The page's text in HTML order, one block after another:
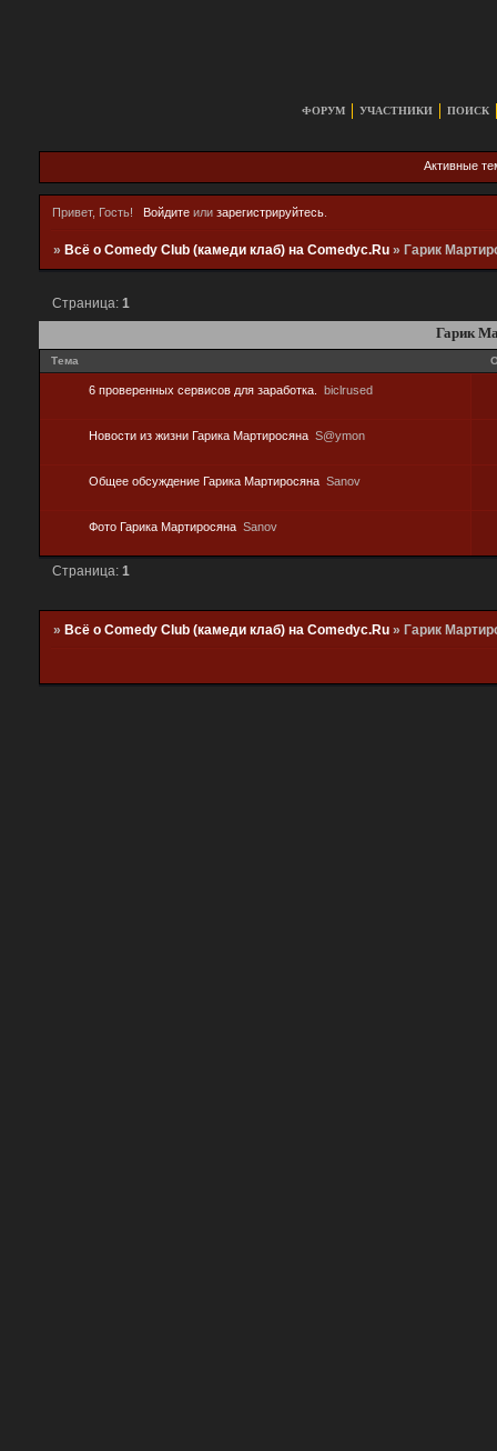
ФОРУМ УЧАСТНИКИ ПОИСК
Активные
Привет, Гость! Войдитеили зарегистрируйтесь.
»Всё о Comedy Club (камеди клаб) на Comedyc.Ru »Гарик
Гарик
Страница:1
Тема
6 проверенных сервисов для заработка. biclrused
Новости из жизни Гарика Мартиросяна S@ymon
Общее обсуждение Гарика Мартиросяна Sanov
Фото Гарика Мартиросяна Sanov
Страница:1
» Всё о Comedy Club (камеди клаб) на Comedyc.Ru » Гарик